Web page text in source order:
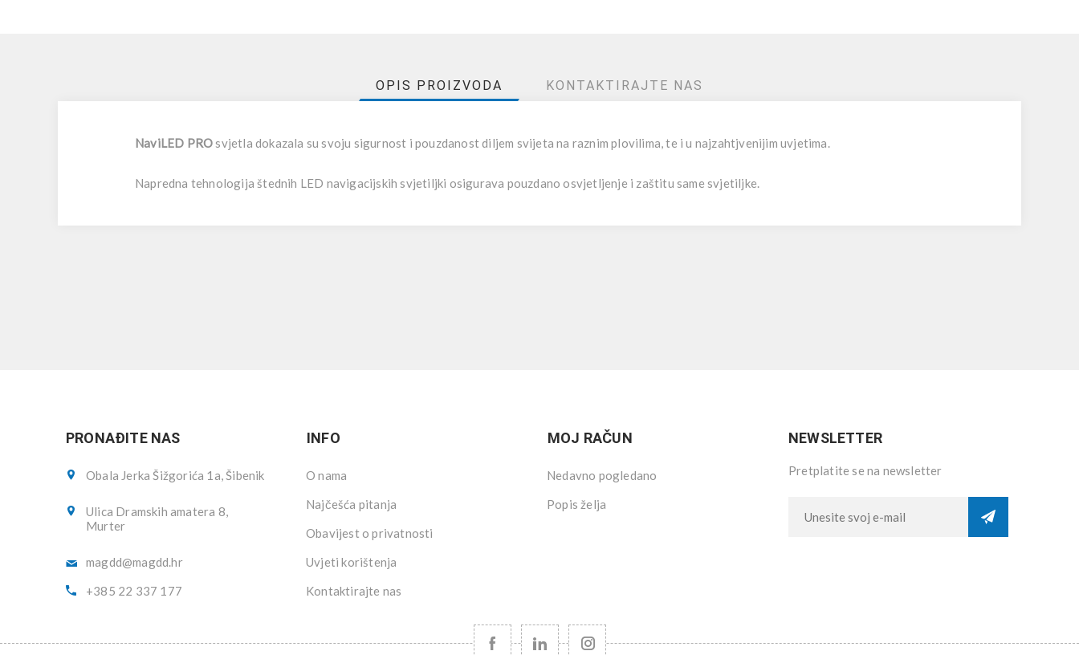
OPIS PROIZVODA KONTAKTIRAJTE NAS
NaviLED PROsvjetla dokazala su svoju sigurnost i pouzdanost diljem svijeta na raznim plovilima, te i u najzahtjvenijim uvjetima.
Napredna tehnologija štednih LED navigacijskih svjetiljki osigurava pouzdano osvjetljenje i zaštitu same svjetiljke.
PRONAĐITE NAS
Obala Jerka Šižgorića 1a, Šibenik
Ulica Dramskih amatera 8,
Murter
magdd@magdd.hr
+385 22 337 177
INFO
O nama
Najčešća pitanja
Obavijest o privatnosti
Uvjeti korištenja
Kontaktirajte nas
MOJ RAČUN
Nedavno pogledano
Popis želja
NEWSLETTER
Pretplatite se na newsletter